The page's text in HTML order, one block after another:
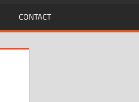
CONTACT